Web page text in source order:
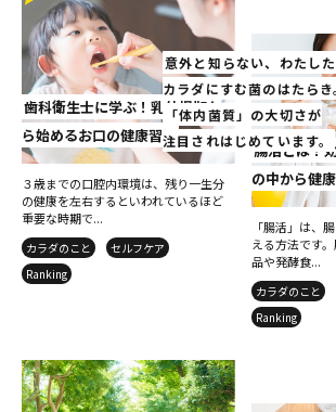
意外と知らない、わたし
カラダにすむ菌のはたらき
「体内菌質」の大切さが
注目されはじめています。
歯科衛生士に学ぶ！乳幼児期か
ら始めるお口の健康習慣
３歳までの口腔内環境は、残り一生分
の健康を左右するといわれているほど
重要な時期で...
カラダのこと
セルフケア
Ranking
腸活とは？
の中から健康
「腸活」は、
える方法です
品や発酵食...
カラダのこと
Ranking